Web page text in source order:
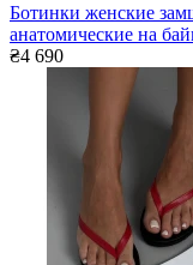
Ботинки женские
анатомические на
₴4 690